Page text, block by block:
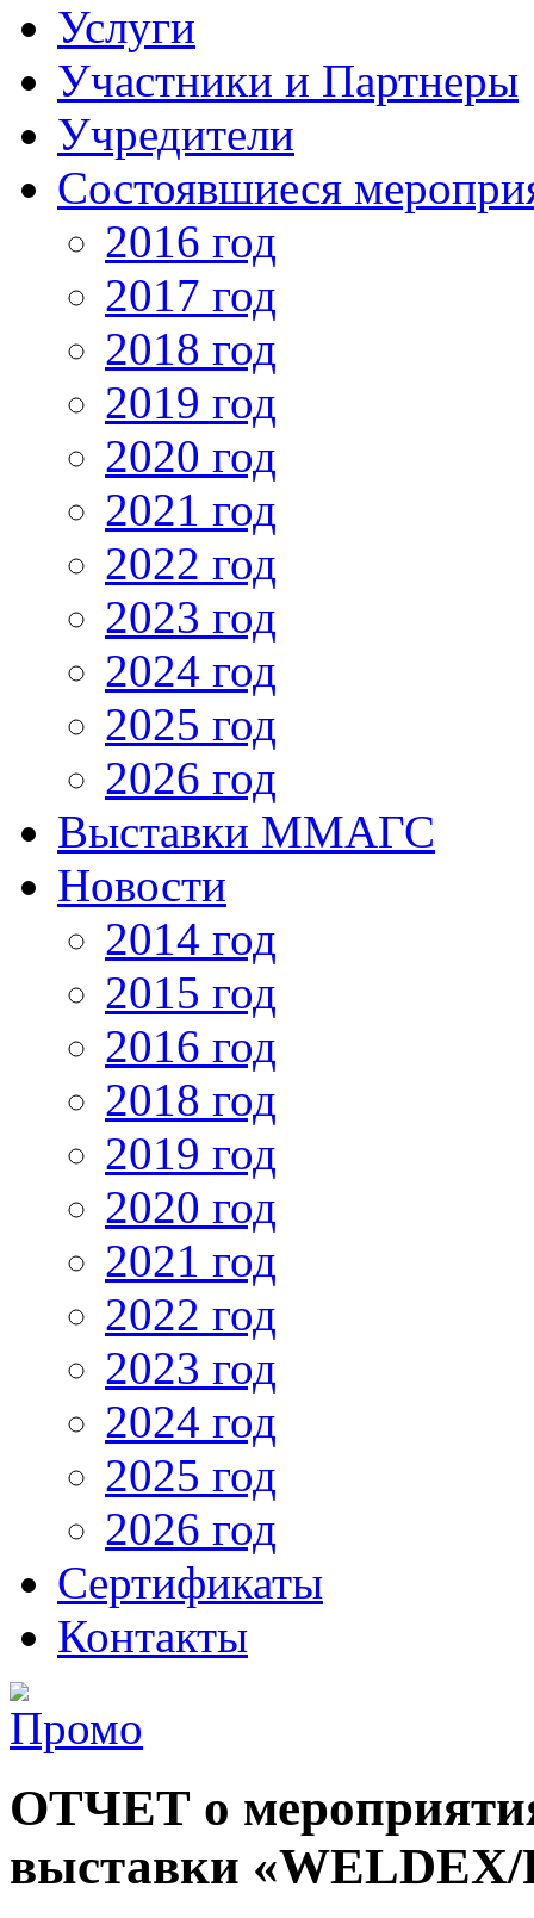
Услуги
Участники и Партнеры
Учредители
Состоявшиеся
2016 год
2017 год
2018 год
2019 год
2020 год
2021 год
2022 год
2023 год
2024 год
2025 год
2026 год
Выставки ММАГС
Новости
2014 год
2015 год
2016 год
2018 год
2019 год
2020 год
2021 год
2022 год
2023 год
2024 год
2025 год
2026 год
Сертификаты
Контакты
ОТЧЕТ о
выставки